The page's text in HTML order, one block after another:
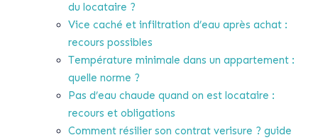
du locataire ?
Vice caché et infiltration d’eau après achat :
recours possibles
Température minimale dans un appartement :
quelle norme ?
Pas d’eau chaude quand on est locataire :
recours et obligations
Comment résilier son contrat verisure ? guide